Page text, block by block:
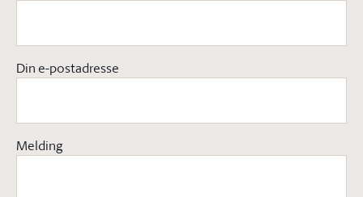
Din e-postadresse
Melding